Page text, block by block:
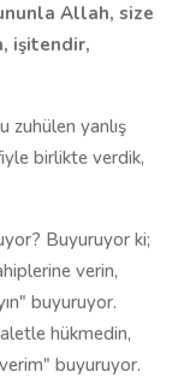
Allah, size
işitendir,
zuhülen yanlış
birlikte verdik,
Buyuruyor ki;
verin,
buyuruyor.
hükmedin,
buyuruyor.